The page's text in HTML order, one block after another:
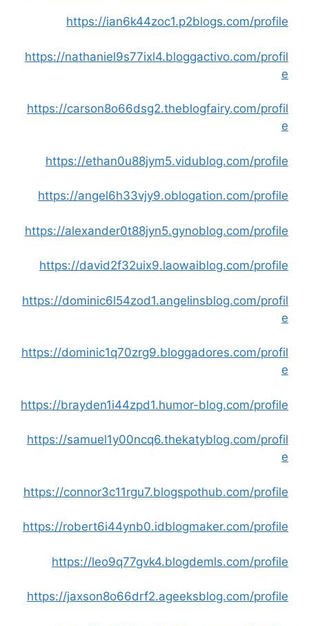
https://ian6k44zoc1.p2blogs.com/profile
https://nathaniel9s77ixl4.bloggactivo.com/profil
e
https://carson8o66dsg2.theblogfairy.com/profil
e
https://ethan0u88jym5.vidublog.com/profile
https://angel6h33vjy9.oblogation.com/profile
https://alexander0t88jyn5.gynoblog.com/profile
https://david2f32uix9.laowaiblog.com/profile
https://dominic6l54zod1.angelinsblog.com/profil
e
https://dominic1q70zrg9.bloggadores.com/profil
e
https://brayden1i44zpd1.humor-blog.com/profile
https://samuel1y00ncq6.thekatyblog.com/profil
e
https://connor3c11rgu7.blogspothub.com/profile
https://robert6i44ynb0.idblogmaker.com/profile
https://leo9q77gvk4.blogdemls.com/profile
https://jaxson8o66drf2.ageeksblog.com/profile